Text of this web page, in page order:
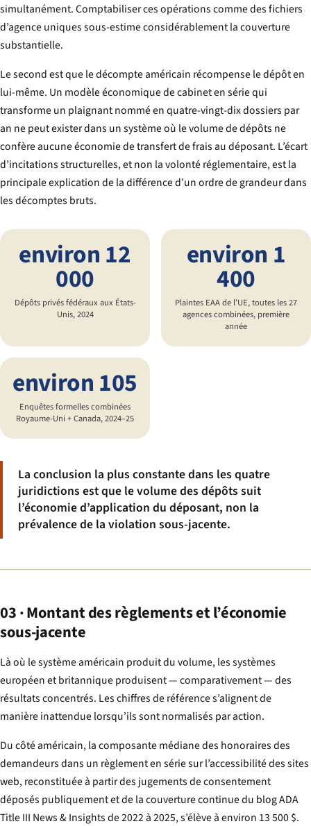
simultanément. Comptabiliser ces opérations comme des fichiers
d’agence uniques sous-estime considérablement la couverture
substantielle.
Le second est que le décompte américain récompense le dépôt en
lui-même. Un modèle économique de cabinet en série qui
transforme un plaignant nommé en quatre-vingt-dix dossiers par
an ne peut exister dans un système où le volume de dépôts ne
confère aucune économie de transfert de frais au déposant. L’écart
d’incitations structurelles, et non la volonté réglementaire, est la
principale explication de la différence d’un ordre de grandeur dans
les décomptes bruts.
environ 12
000
Dépôts privés fédéraux aux États-
Unis, 2024
environ 1
400
Plaintes EAA de l’UE, toutes les 27
agences combinées, première
année
environ 105
Enquêtes formelles combinées
Royaume-Uni + Canada, 2024–25
La conclusion la plus constante dans les quatre
juridictions est que le volume des dépôts suit
l’économie d’application du déposant, non la
prévalence de la violation sous-jacente.
03 · Montant des règlements et l’économie
sous-jacente
Là où le système américain produit du volume, les systèmes
européen et britannique produisent — comparativement — des
résultats concentrés. Les chiffres de référence s’alignent de
manière inattendue lorsqu’ils sont normalisés par action.
Du côté américain, la composante médiane des honoraires des
demandeurs dans un règlement en série sur l’accessibilité des sites
web, reconstituée à partir des jugements de consentement
déposés publiquement et de la couverture continue du blog ADA
Title III News & Insights de 2022 à 2025, s’élève à environ 13 500 $.